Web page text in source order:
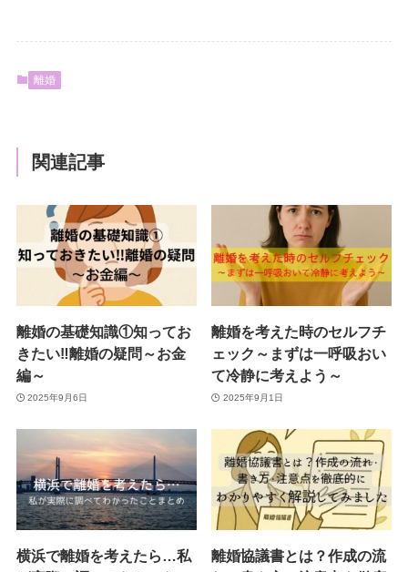
離婚
関連記事
離婚の基礎知識①知ってお
きたい‼離婚の疑問～お金
編～
2025年9月6日
離婚を考えた時のセルフチ
ェック～まずは一呼吸おい
て冷静に考えよう～
2025年9月1日
横浜で離婚を考えたら…私
離婚協議書とは？作成の流